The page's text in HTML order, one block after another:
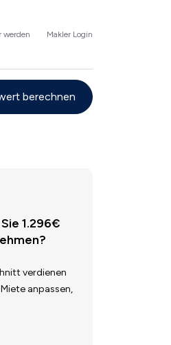
werden Makler Login
berechnen
1.296€
verdienen
anpassen,